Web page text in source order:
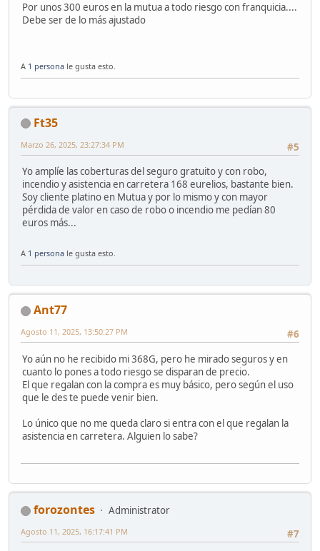
Por unos 300 euros en la mutua a todo riesgo con franquicia....
Debe ser de lo más ajustado
A 1 persona le gusta esto.
Ft35
#5
Marzo 26, 2025, 23:27:34 PM
Yo amplíe las coberturas del seguro gratuito y con robo,
incendio y asistencia en carretera 168 eurelios, bastante bien.
Soy cliente platino en Mutua y por lo mismo y con mayor
pérdida de valor en caso de robo o incendio me pedían 80
euros más...
A 1 persona le gusta esto.
Ant77
#6
Agosto 11, 2025, 13:50:27 PM
Yo aún no he recibido mi 368G, pero he mirado seguros y en
cuanto lo pones a todo riesgo se disparan de precio.
El que regalan con la compra es muy básico, pero según el uso
que le des te puede venir bien.
Lo único que no me queda claro si entra con el que regalan la
asistencia en carretera. Alguien lo sabe?
forozontes
Administrator
#7
Agosto 11, 2025, 16:17:41 PM